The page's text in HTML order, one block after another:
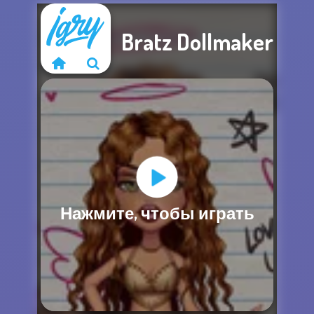
Извините, эта
игра недоступна
Bratz Dollmaker
Нажмите, чтобы играть